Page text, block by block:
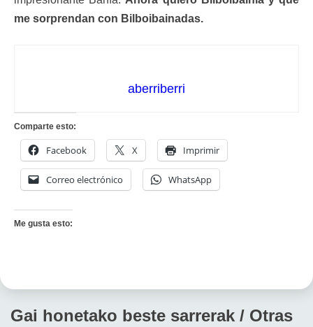
me sorprendan con Bilboibainadas.
aberriberri
Comparte esto:
Facebook X Imprimir
Correo electrónico WhatsApp
Me gusta esto:
Gai honetako beste sarrerak / Otras